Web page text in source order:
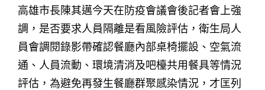
高雄市長陳其邁今天在防疫會議會後記者會上強
調，是否要求人員隔離是看風險評估，衛生局人
員會調閱錄影帶確認餐廳內部桌椅擺設、空氣流
通、人員流動、環境清消及吧檯共用餐具等情況
評估，為避免再發生餐廳群聚感染情況，才匡列